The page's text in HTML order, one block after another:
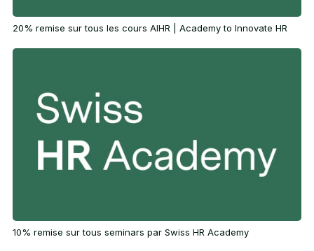
20% remise sur tous les cours AIHR | Academy to Innovate HR
10% remise sur tous seminars par Swiss HR Academy